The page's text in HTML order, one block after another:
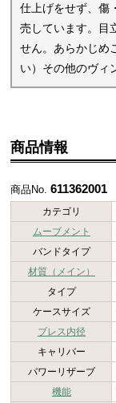
仕上げをせず、傷
売しています。目
せん。あらかじめ
い）その他のヴィ
商品情報
商品No.611362001
カテゴリ
ムーブメント
バンドタイプ
材質（メイン）
タイプ
ケースサイズ
ブレス内径
キャリバー
パワーリザーブ
機能